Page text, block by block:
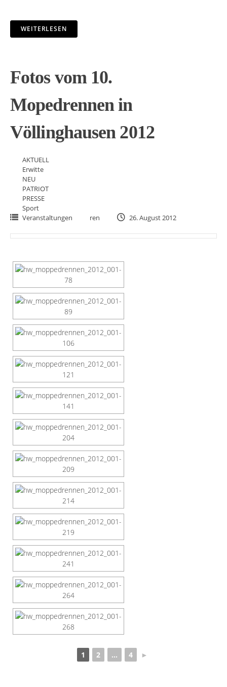
WEITERLESEN
Fotos vom 10.
Mopedrennen in
Völlinghausen 2012
AKTUELL
Erwitte
NEU
PATRIOT
PRESSE
Sport
Veranstaltungen
ren 26. August 2012
1 2 ... 4 ►